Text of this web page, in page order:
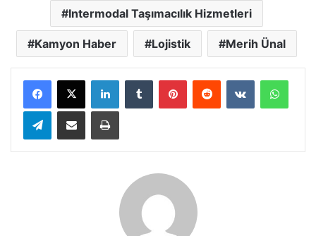
Intermodal Taşımacılık Hizmetleri
Kamyon Haber Lojistik Merih Ünal
LinkedInTumblr PinterestReddit VKontakte
TelegramE-Posta ile paylaş Yazdır